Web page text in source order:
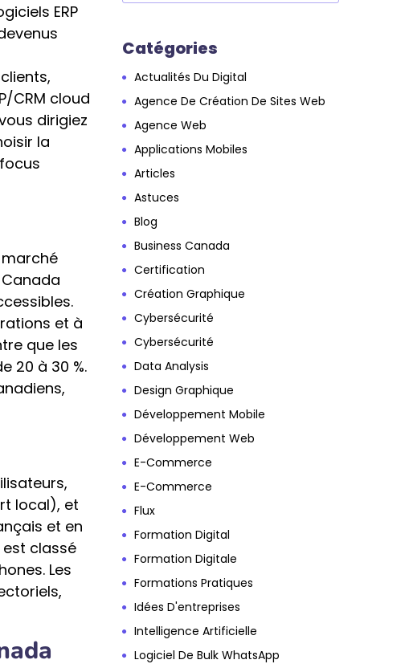
ERP
CRM cloud
dirigiez
la
Canada
et à
que les
20 à 30 %.
local), et
et en
classé
Les
Catégories
Actualités Du Digital
Agence De Création De Sites Web
Agence Web
Applications Mobiles
Articles
Astuces
Blog
Business Canada
Certification
Création Graphique
Cybersécurité
Cybersécurité
Data Analysis
Design Graphique
Développement Mobile
Développement Web
E-Commerce
E-Commerce
Flux
Formation Digital
Formation Digitale
Formations Pratiques
Idées D'entreprises
Intelligence Artificielle
Logiciel De Bulk WhatsApp